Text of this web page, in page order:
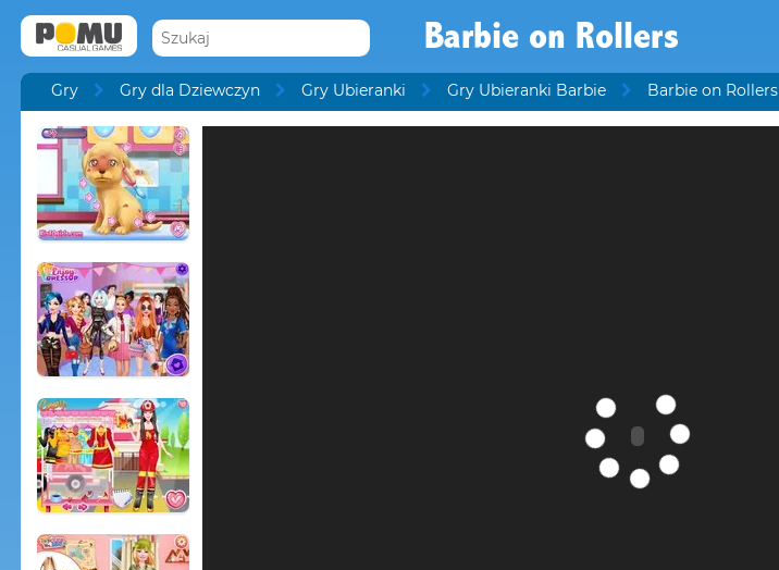
Barbie on Rollers
Gry Gry dla Dziewczyn Gry Ubieranki Gry Ubieranki Barbie Barbie on Rollers